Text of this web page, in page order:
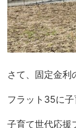
さて、固定金利
フラット35に
子育て世代応援